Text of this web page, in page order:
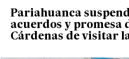
Pariahuanca
acuerdos y promesa
Cárdenas de visitar